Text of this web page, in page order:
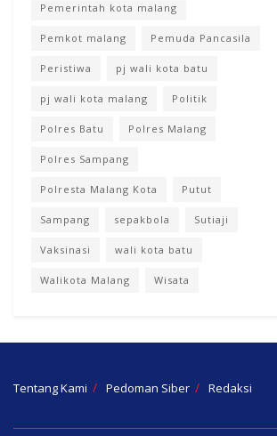
Pemerintah kota malang
Pemkot malang Pemuda Pancasila
Peristiwa pj wali kota batu
pj wali kota malang Politik
Polres Batu Polres Malang
Polres Sampang
Polresta Malang Kota Putut
Sampang sepakbola Sutiaji
Vaksinasi wali kota batu
Walikota Malang Wisata
Tentang Kami Pedoman Siber Redaksi